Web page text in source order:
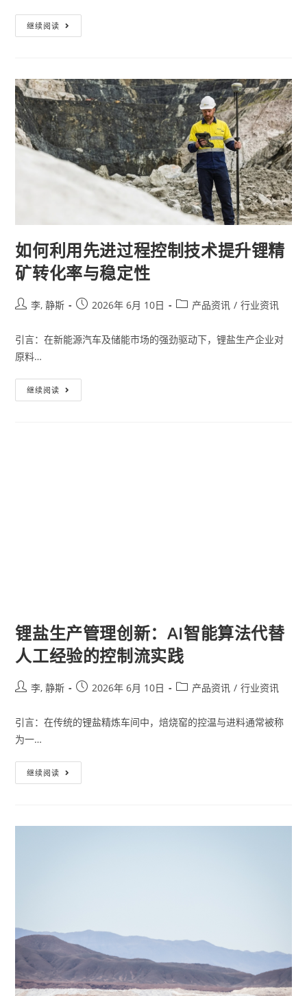
继续阅读
如何利用先进过程控制技术提升锂精
矿转化率与稳定性
李, 静斯 2026年 6月 10日 产品资讯 / 行业资讯
引言：在新能源汽车及储能市场的强劲驱动下，锂盐生产企业对
原料…
继续阅读
锂盐生产管理创新：AI智能算法代替
人工经验的控制流实践
李, 静斯 2026年 6月 10日 产品资讯 / 行业资讯
引言：在传统的锂盐精炼车间中，焙烧窑的控温与进料通常被称
为一…
继续阅读